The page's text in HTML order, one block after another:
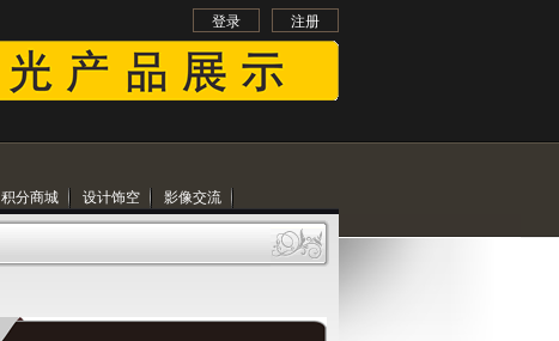
注册
登录
积分商城 设计饰空 影像交流